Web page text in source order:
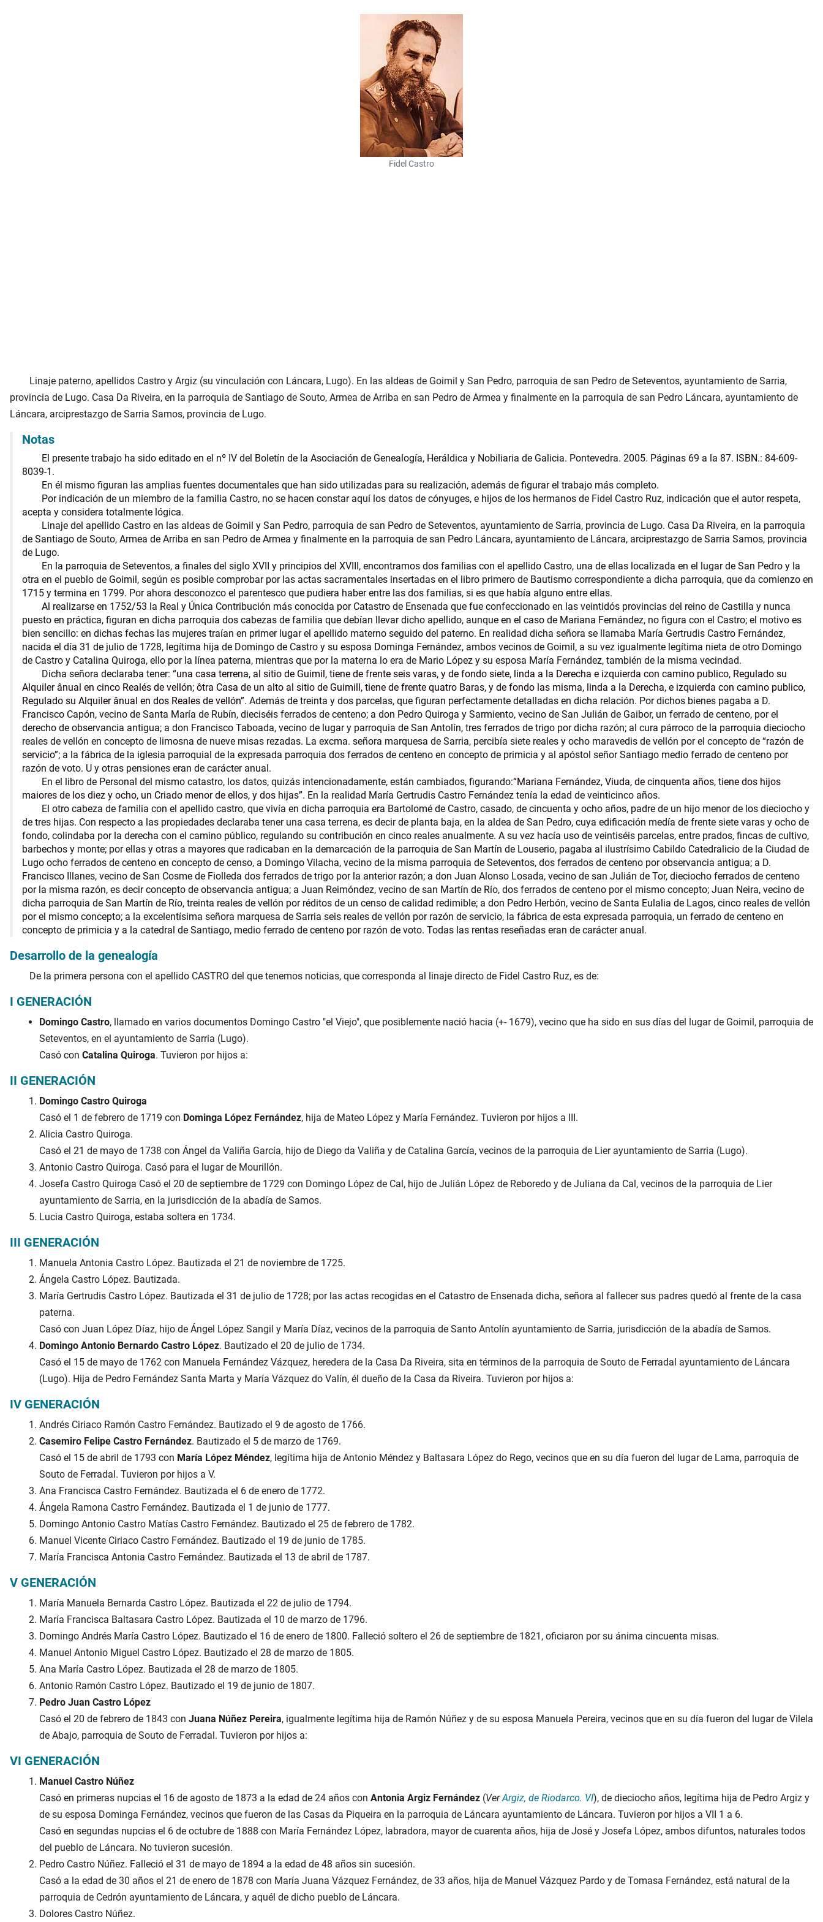
Fidel Castro
Linaje paterno, apellidos Castro y Argiz (su vinculación con Láncara, Lugo). En las aldeas de Goimil y San Pedro, parroquia de san Pedro de Seteventos, ayuntamiento de Sarria,
provincia de Lugo. Casa Da Riveira, en la parroquia de Santiago de Souto, Armea de Arriba en san Pedro de Armea y finalmente en la parroquia de san Pedro Láncara, ayuntamiento de
Láncara, arciprestazgo de Sarria Samos, provincia de Lugo.
Notas
El presente trabajo ha sido editado en el nº IV del Boletín de la Asociación de Genealogía, Heráldica y Nobiliaria de Galicia. Pontevedra. 2005. Páginas 69 a la 87. ISBN.: 84-609-
8039-1.
En él mismo figuran las amplias fuentes documentales que han sido utilizadas para su realización, además de figurar el trabajo más completo.
Por indicación de un miembro de la familia Castro, no se hacen constar aquí los datos de cónyuges, e hijos de los hermanos de Fidel Castro Ruz, indicación que el autor respeta,
acepta y considera totalmente lógica.
Linaje del apellido Castro en las aldeas de Goimil y San Pedro, parroquia de san Pedro de Seteventos, ayuntamiento de Sarria, provincia de Lugo. Casa Da Riveira, en la parroquia
de Santiago de Souto, Armea de Arriba en san Pedro de Armea y finalmente en la parroquia de san Pedro Láncara, ayuntamiento de Láncara, arciprestazgo de Sarria Samos, provincia
de Lugo.
En la parroquia de Seteventos, a finales del siglo XVII y principios del XVIII, encontramos dos familias con el apellido Castro, una de ellas localizada en el lugar de San Pedro y la
otra en el pueblo de Goimil, según es posible comprobar por las actas sacramentales insertadas en el libro primero de Bautismo correspondiente a dicha parroquia, que da comienzo en
1715 y termina en 1799. Por ahora desconozco el parentesco que pudiera haber entre las dos familias, si es que había alguno entre ellas.
Al realizarse en 1752/53 la Real y Única Contribución más conocida por Catastro de Ensenada que fue confeccionado en las veintidós provincias del reino de Castilla y nunca
puesto en práctica, figuran en dicha parroquia dos cabezas de familia que debían llevar dicho apellido, aunque en el caso de Mariana Fernández, no figura con el Castro; el motivo es
bien sencillo: en dichas fechas las mujeres traían en primer lugar el apellido materno seguido del paterno. En realidad dicha señora se llamaba María Gertrudis Castro Fernández,
nacida el día 31 de julio de 1728, legítima hija de Domingo de Castro y su esposa Dominga Fernández, ambos vecinos de Goimil, a su vez igualmente legítima nieta de otro Domingo
de Castro y Catalina Quiroga, ello por la línea paterna, mientras que por la materna lo era de Mario López y su esposa María Fernández, también de la misma vecindad.
Dicha señora declaraba tener:
una casa terrena, al sitio de Guimil, tiene de frente seis varas, y de fondo siete, linda a la Derecha e izquierda con camino publico, Regulado su
Alquiler ânual en cinco Realés de vellón; ôtra Casa de un alto al sitio de Guimill, tiene de frente quatro Baras, y de fondo las misma, linda a la Derecha, e izquierda con camino publico,
Regulado su Alquiler ânual en dos Reales de vellón . Además de treinta y dos parcelas, que figuran perfectamente detalladas en dicha relación. Por dichos bienes pagaba a D.
Francisco Capón, vecino de Santa María de Rubín, dieciséis ferrados de centeno; a don Pedro Quiroga y Sarmiento, vecino de San Julián de Gaibor, un ferrado de centeno, por el
derecho de observancia antigua; a don Francisco Taboada, vecino de lugar y parroquia de San Antolín, tres ferrados de trigo por dicha razón; al cura párroco de la parroquia dieciocho
reales de vellón en concepto de limosna de nueve misas rezadas. La excma. señora marquesa de Sarria, percibía siete reales y ocho maravedis de vellón por el concepto de razón de
servicio ; a la fábrica de la iglesia parroquial de la expresada parroquia dos ferrados de centeno en concepto de primicia y al apóstol señor Santiago medio ferrado de centeno por
razón de voto. U y otras pensiones eran de carácter anual.
En el libro de Personal del mismo catastro, los datos, quizás intencionadamente, están cambiados, figurando: Mariana Fernández, Viuda, de cinquenta años, tiene dos hijos
maiores de los diez y ocho, un Criado menor de ellos, y dos hijas . En la realidad María Gertrudis Castro Fernández tenía la edad de veinticinco años.
El otro cabeza de familia con el apellido castro, que vivía en dicha parroquia era Bartolomé de Castro, casado, de cincuenta y ocho años, padre de un hijo menor de los dieciocho y
de tres hijas. Con respecto a las propiedades declaraba tener una casa terrena, es decir de planta baja, en la aldea de San Pedro, cuya edificación medía de frente siete varas y ocho de
fondo, colindaba por la derecha con el camino público, regulando su contribución en cinco reales anualmente. A su vez hacía uso de veintiséis parcelas, entre prados, fincas de cultivo,
barbechos y monte; por ellas y otras a mayores que radicaban en la demarcación de la parroquia de San Martín de Louserio, pagaba al ilustrísimo Cabildo Catedralicio de la Ciudad de
Lugo ocho ferrados de centeno en concepto de censo, a Domingo Vilacha, vecino de la misma parroquia de Seteventos, dos ferrados de centeno por observancia antigua; a D.
Francisco Illanes, vecino de San Cosme de Fiolleda dos ferrados de trigo por la anterior razón; a don Juan Alonso Losada, vecino de san Julián de Tor, dieciocho ferrados de centeno
por la misma razón, es decir concepto de observancia antigua; a Juan Reimóndez, vecino de san Martín de Río, dos ferrados de centeno por el mismo concepto; Juan Neira, vecino de
dicha parroquia de San Martín de Río, treinta reales de vellón por réditos de un censo de calidad redimible; a don Pedro Herbón, vecino de Santa Eulalia de Lagos, cinco reales de vellón
por el mismo concepto; a la excelentísima señora marquesa de Sarria seis reales de vellón por razón de servicio, la fábrica de esta expresada parroquia, un ferrado de centeno en
concepto de primicia y a la catedral de Santiago, medio ferrado de centeno por razón de voto. Todas las rentas reseñadas eran de carácter anual.
Desarrollo de la genealogía
De la primera persona con el apellido CASTRO del que tenemos noticias, que corresponda al linaje directo de Fidel Castro Ruz, es de:
I GENERACIÓN
Domingo Castro, llamado en varios documentos Domingo Castro "el Viejo", que posiblemente nació hacia (+- 1679), vecino que ha sido en sus días del lugar de Goimil, parroquia de
Seteventos, en el ayuntamiento de Sarria (Lugo).
Casó con Catalina Quiroga. Tuvieron por hijos a:
II GENERACIÓN
Domingo Castro Quiroga
Casó el 1 de febrero de 1719 con Dominga López Fernández, hija de Mateo López y María Fernández. Tuvieron por hijos a III.
Alicia Castro Quiroga.
Casó el 21 de mayo de 1738 con Ángel da Valiña García, hijo de Diego da Valiña y de Catalina García, vecinos de la parroquia de Lier ayuntamiento de Sarria (Lugo).
Antonio Castro Quiroga. Casó para el lugar de Mourillón.
Josefa Castro Quiroga Casó el 20 de septiembre de 1729 con Domingo López de Cal, hijo de Julián López de Reboredo y de Juliana da Cal, vecinos de la parroquia de Lier
ayuntamiento de Sarria, en la jurisdicción de la abadía de Samos.
Lucia Castro Quiroga, estaba soltera en 1734.
III GENERACIÓN
Manuela Antonia Castro López. Bautizada el 21 de noviembre de 1725.
Ángela Castro López. Bautizada.
María Gertrudis Castro López. Bautizada el 31 de julio de 1728; por las actas recogidas en el Catastro de Ensenada dicha, señora al fallecer sus padres quedó al frente de la casa
paterna.
Casó con Juan López Díaz, hijo de Ángel López Sangil y María Díaz, vecinos de la parroquia de Santo Antolín ayuntamiento de Sarria, jurisdicción de la abadía de Samos.
Domingo Antonio Bernardo Castro López. Bautizado el 20 de julio de 1734.
Casó el 15 de mayo de 1762 con Manuela Fernández Vázquez, heredera de la Casa Da Riveira, sita en términos de la parroquia de Souto de Ferradal ayuntamiento de Láncara
(Lugo). Hija de Pedro Fernández Santa Marta y María Vázquez do Valín, él dueño de la Casa da Riveira. Tuvieron por hijos a:
IV GENERACIÓN
Andrés Ciriaco Ramón Castro Fernández. Bautizado el 9 de agosto de 1766.
Casemiro Felipe Castro Fernández. Bautizado el 5 de marzo de 1769.
Casó el 15 de abril de 1793 con María López Méndez, legítima hija de Antonio Méndez y Baltasara López do Rego, vecinos que en su día fueron del lugar de Lama, parroquia de
Souto de Ferradal. Tuvieron por hijos a V.
Ana Francisca Castro Fernández. Bautizada el 6 de enero de 1772.
Ángela Ramona Castro Fernández. Bautizada el 1 de junio de 1777.
Domingo Antonio Castro Matías Castro Fernández. Bautizado el 25 de febrero de 1782.
Manuel Vicente Ciriaco Castro Fernández. Bautizado el 19 de junio de 1785.
María Francisca Antonia Castro Fernández. Bautizada el 13 de abril de 1787.
V GENERACIÓN
María Manuela Bernarda Castro López. Bautizada el 22 de julio de 1794.
María Francisca Baltasara Castro López. Bautizada el 10 de marzo de 1796.
Domingo Andrés María Castro López. Bautizado el 16 de enero de 1800. Falleció soltero el 26 de septiembre de 1821, oficiaron por su ánima cincuenta misas.
Manuel Antonio Miguel Castro López. Bautizado el 28 de marzo de 1805.
Ana María Castro López. Bautizada el 28 de marzo de 1805.
Antonio Ramón Castro López. Bautizado el 19 de junio de 1807.
Pedro Juan Castro López
Casó el 20 de febrero de 1843 con Juana Núñez Pereira, igualmente legítima hija de Ramón Núñez y de su esposa Manuela Pereira, vecinos que en su día fueron del lugar de Vilela
de Abajo, parroquia de Souto de Ferradal. Tuvieron por hijos a:
VI GENERACIÓN
Manuel Castro Núñez
Casó en primeras nupcias el 16 de agosto de 1873 a la edad de 24 años con Antonia Argiz Fernández (VerArgiz, de Riodarco. VI), de dieciocho años, legítima hija de Pedro Argiz y
de su esposa Dominga Fernández, vecinos que fueron de las Casas da Piqueira en la parroquia de Láncara ayuntamiento de Láncara. Tuvieron por hijos a VII 1 a 6.
Casó en segundas nupcias el 6 de octubre de 1888 con María Fernández López, labradora, mayor de cuarenta años, hija de José y Josefa López, ambos difuntos, naturales todos
del pueblo de Láncara. No tuvieron sucesión.
Pedro Castro Núñez. Falleció el 31 de mayo de 1894 a la edad de 48 años sin sucesión.
Casó a la edad de 30 años el 21 de enero de 1878 con María Juana Vázquez Fernández, de 33 años, hija de Manuel Vázquez Pardo y de Tomasa Fernández, está natural de la
parroquia de Cedrón ayuntamiento de Láncara, y aquél de dicho pueblo de Láncara.
Dolores Castro Núñez.